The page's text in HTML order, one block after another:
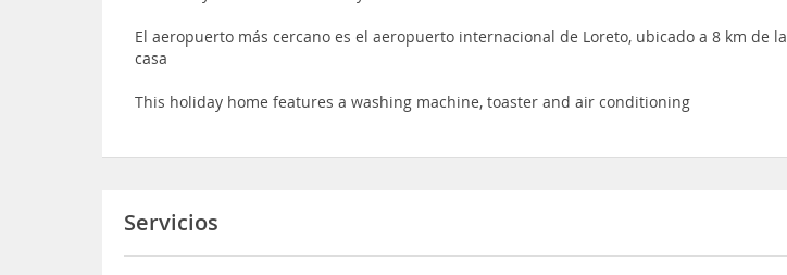
El aeropuerto más cercano es el aeropuerto internacional de Loreto, ubicado a 8 km de la
casa
This holiday home features a washing machine, toaster and air conditioning
Servicios